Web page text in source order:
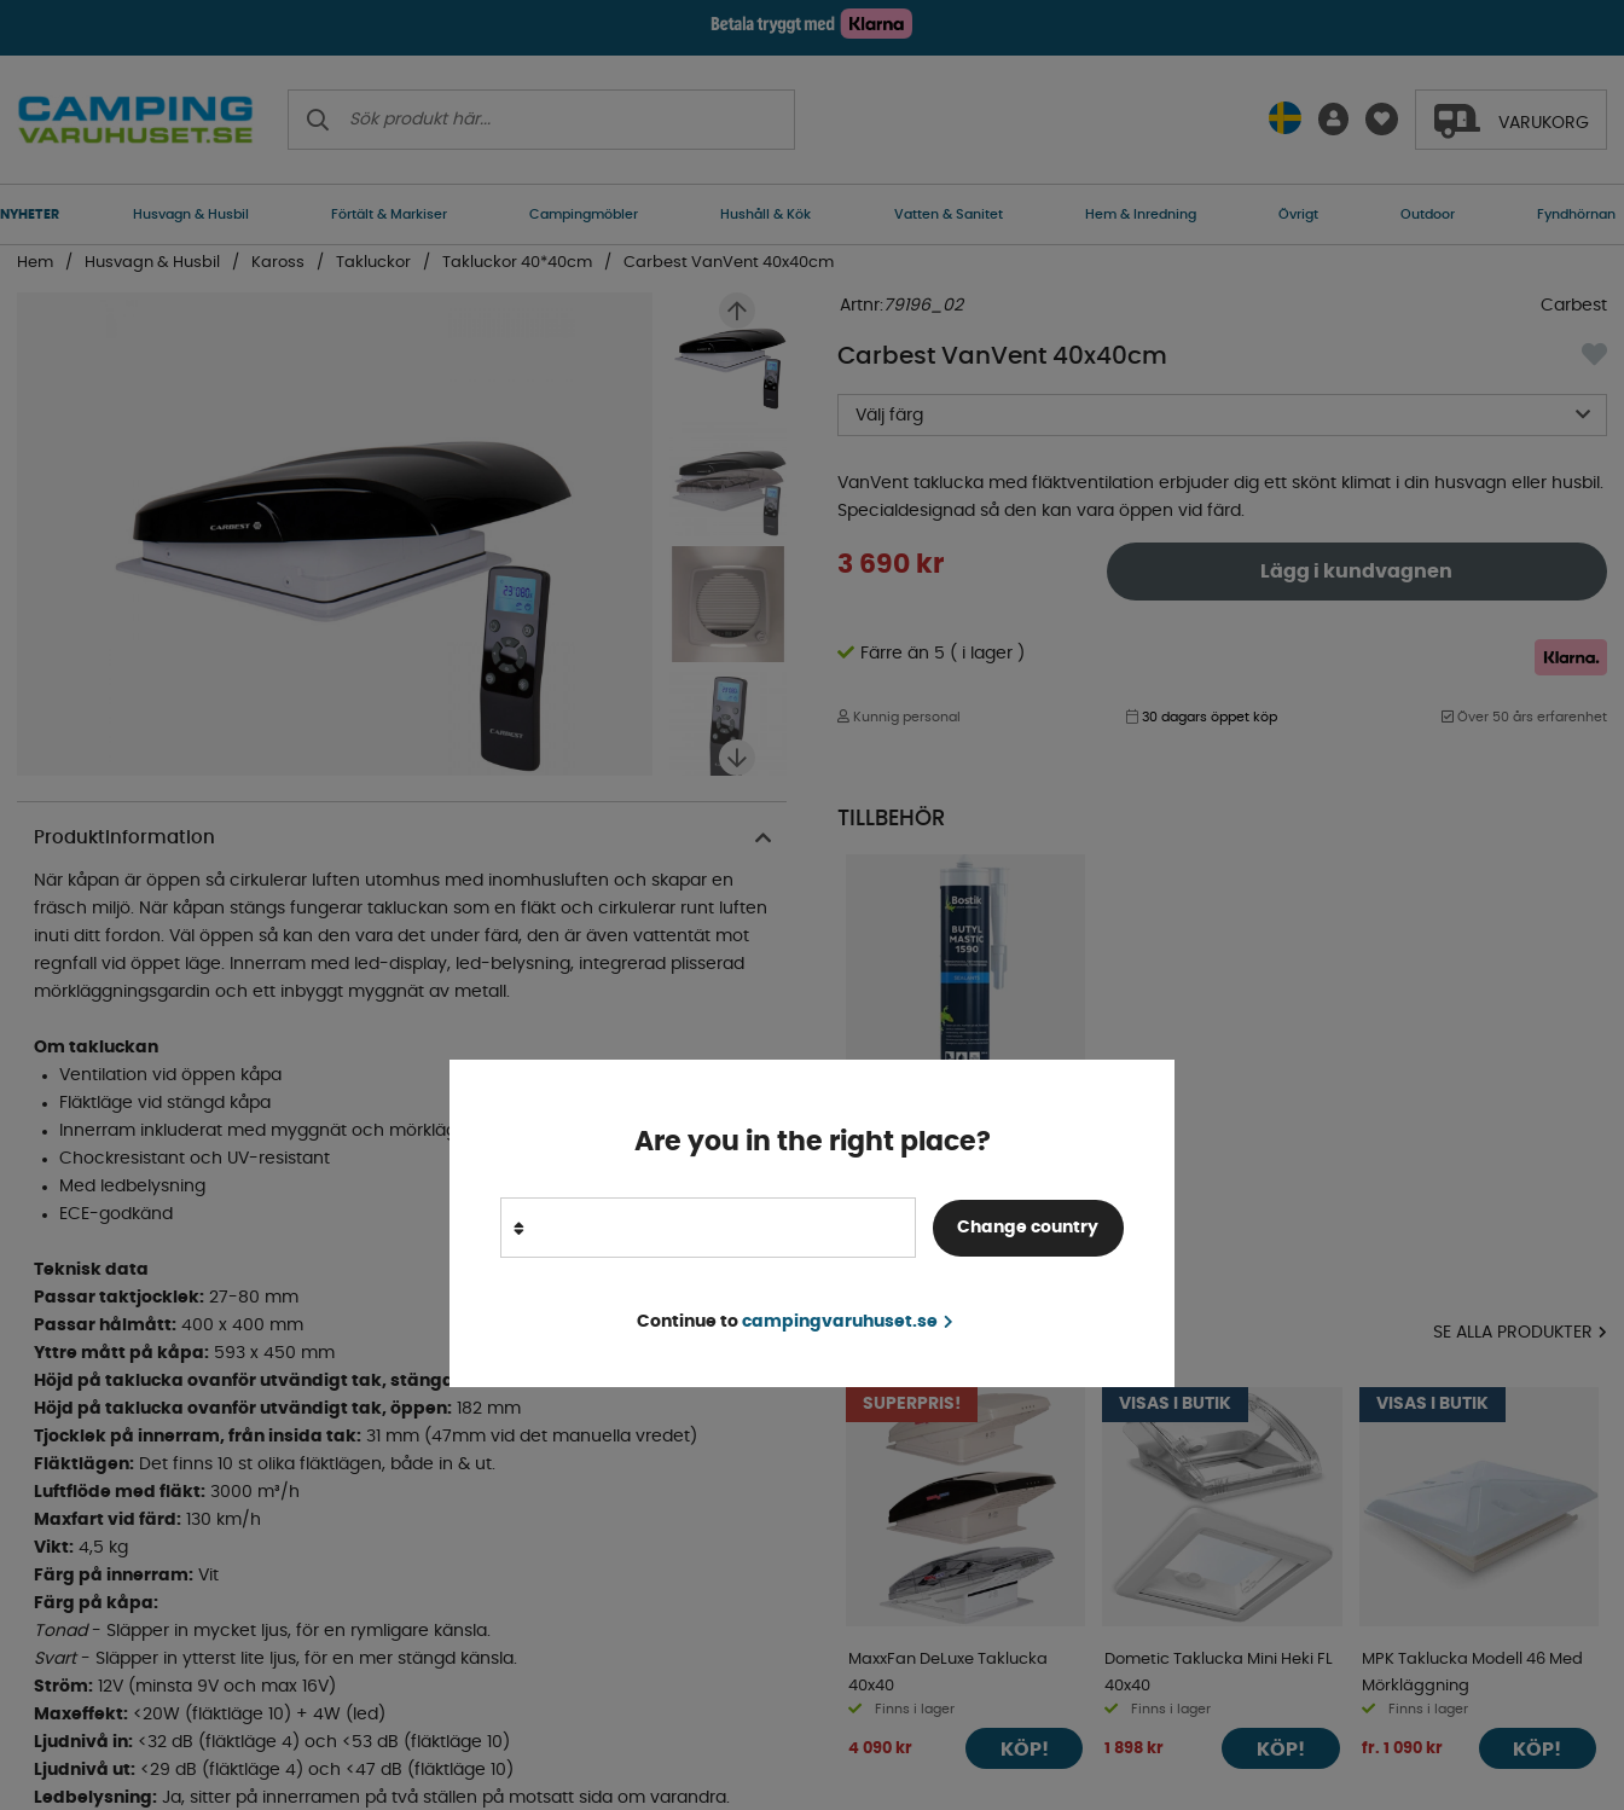
VARUKORG
NYHETER Husvagn & Husbil Förtält & Markiser Campingmöbler Hushåll & Kök Vatten & Sanitet Hem & Inredning Övrigt Outdoor Fyndhörnan
Hem Husvagn & Husbil Kaross Takluckor Takluckor 40*40cm Carbest VanVent 40x40cm
Artnr: 79196_02
Carbest VanVent 40x40cm
Välj färg
VanVent taklucka med fläktventilation erbjuder dig ett skönt klimat i din husvagn eller husbil.
Specialdesignad så den kan vara öppen vid färd.
3 690 kr
Carbest
Lägg i kundvagnen
Färre än 5 ( i lager )
Kunnig personal 30 dagars öppet köp Över 50 års erfarenhet
Produktinformation
När kåpan är öppen så cirkulerar luften utomhus med inomhusluften och skapar en
fräsch miljö. När kåpan stängs fungerar takluckan som en fläkt och cirkulerar runt luften
inuti ditt fordon. Väl öppen så kan den vara det under färd, den är även vattentät mot
regnfall vid öppet läge. Innerram med led-display, led-belysning, integrerad plisserad
mörkläggningsgardin och ett inbyggt myggnät av metall.
Om takluckan
Ventilation vid öppen kåpa
Fläktläge vid stängd kåpa
Innerram inkluderat med myggnät och mörkläggningsgardin
Chockresistant och UV-resistant
Med ledbelysning
ECE-godkänd
Teknisk data
Passar taktjocklek: 27-80 mm
Passar hålmått: 400 x 400 mm
Yttre mått på kåpa: 593 x 450 mm
Höjd på taklucka ovanför utvändigt tak, stängd:
Höjd på taklucka ovanför utvändigt tak, öppen: 182 mm
Tjocklek på innerram, från insida tak: 31 mm (47mm vid det manuella vredet)
Fläktlägen: Det finns 10 st olika fläktlägen, både in & ut.
Luftflöde med fläkt: 3000 m³/h
Maxfart vid färd: 130 km/h
Vikt: 4,5 kg
Färg på innerram: Vit
Färg på kåpa:
Tonad- Släpper in mycket ljus, för en rymligare känsla.
Svart- Släpper in ytterst lite ljus, för en mer stängd känsla.
Ström: 12V (minsta 9V och max 16V)
Maxeffekt: <20W (fläktläge 10) + 4W (led)
Ljudnivå in: <32 dB (fläktläge 4) och <53 dB (fläktläge 10)
Ljudnivå ut: <29 dB (fläktläge 4) och <47 dB (fläktläge 10)
Ledbelysning: Ja, sitter på innerramen på två ställen på motsatt sida om varandra.
TILLBEHÖR
tätningsmassa
POPULÄRT INOM SAMMA
SE ALLA PRODUKTER
SUPERPRIS!
MaxxFan DeLuxe Taklucka
40x40
Finns i lager
4 090 kr KÖP!
VISAS I BUTIK
Dometic Taklucka Mini Heki FL
40x40
Finns i lager
1 898 kr KÖP!
VISAS I BUTIK
MPK Taklucka Modell 46 Med
Mörkläggning
Finns i lager
fr. 1 090 kr KÖP!
Are you in the right place?
Change country
Continue to campingvaruhuset.se